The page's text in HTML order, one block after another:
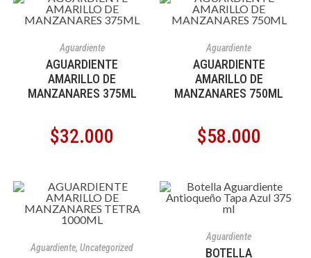
Aguardiente
AGUARDIENTE
AMARILLO DE
MANZANARES 375ML
$32.000
Aguardiente
AGUARDIENTE
AMARILLO DE
MANZANARES 750ML
$58.000
Aguardiente,Uncategorized
Aguardiente
BOTELLA